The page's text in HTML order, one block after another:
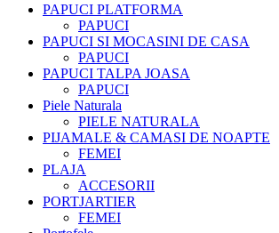
PAPUCI PLATFORMA
PAPUCI
PAPUCI SI MOCASINI DE CASA
PAPUCI
PAPUCI TALPA JOASA
PAPUCI
Piele Naturala
PIELE NATURALA
PIJAMALE & CAMASI DE NOAPTE
FEMEI
PLAJA
ACCESORII
PORTJARTIER
FEMEI